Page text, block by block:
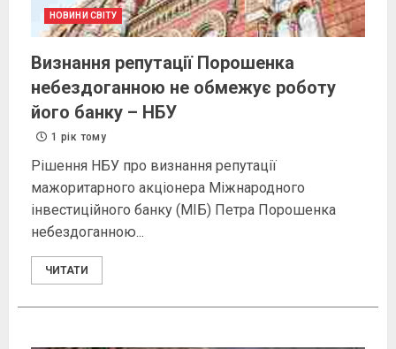
НОВИНИ СВІТУ
Визнання репутації Порошенка
небездоганною не обмежує роботу
його банку – НБУ
1 рік тому
Рішення НБУ про визнання репутації
мажоритарного акціонера Міжнародного
інвестиційного банку (МІБ) Петра Порошенка
небездоганною...
ЧИТАТИ